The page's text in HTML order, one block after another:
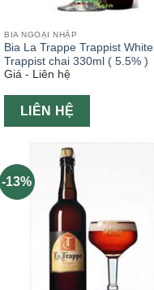
BIA NGOẠI NHẬP
Bia La Trappe Trappist White
Trappist chai 330ml ( 5.5% )
Giá - Liên hệ
LIÊN HỆ
-13%